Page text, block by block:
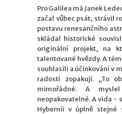
Pro Galilea má Janek
začal vůbec psát, strávil
postavu renesančního
skládal historické
originální projekt, na
talentované hvězdy. A
souhlasili a účinkování v
radostí zopakují. „To
mimořádné. A
neopakovatelné. A vida -
Hybernii v úplně stejné